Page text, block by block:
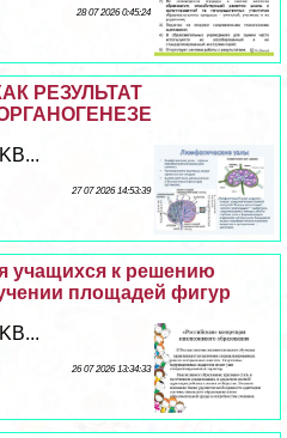
28 07 2026 0:45:24
РЕЗУЛЬТАТ
27 07 2026 14:53:39
учащихся к решению
площадей фигур
26 07 2026 13:34:33